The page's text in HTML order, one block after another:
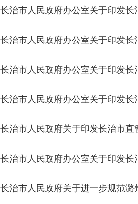
长治市人民政府办公室关于印发
长治市人民政府办公室关于印发
长治市人民政府办公室关于印发
长治市人民政府办公室关于印发
长治市人民政府关于印发长治市直
长治市人民政府办公室关于印发
长治市人民政府关于进一步规范